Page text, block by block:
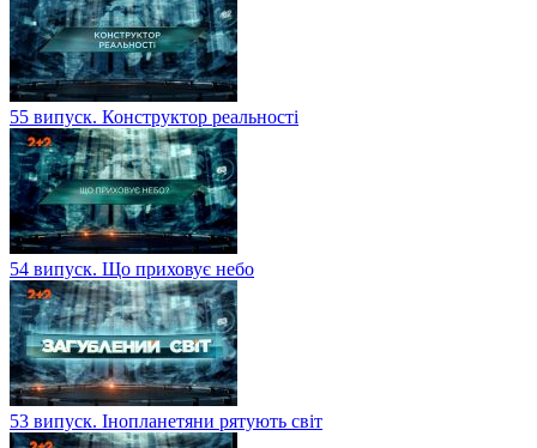
55 випуск. Конструктор реальності
54 випуск. Що приховує небо
53 випуск. Інопланетяни рятують світ